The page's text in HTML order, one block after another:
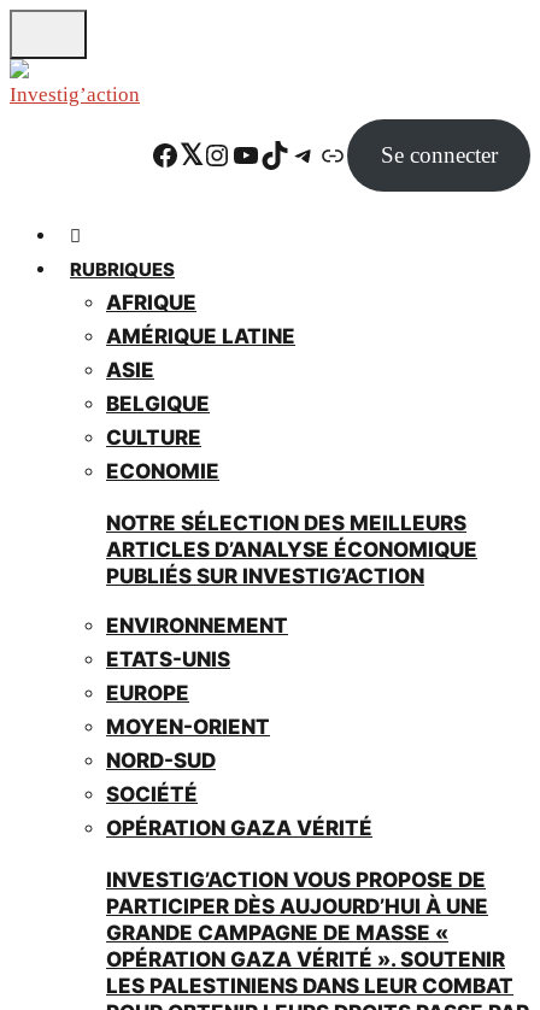
to
main
Facebook Twitter Instagram YouTube TikTok Telegram Lien Se connecter
RUBRIQUES
AFRIQUE
AMÉRIQUE LATINE
ASIE
BELGIQUE
CULTURE
ECONOMIE
NOTRE SÉLECTION DES MEILLEURS
ARTICLES D’ANALYSE ÉCONOMIQUE
PUBLIÉS SUR INVESTIG’ACTION
ENVIRONNEMENT
ETATS-UNIS
EUROPE
MOYEN-ORIENT
NORD-SUD
SOCIÉTÉ
OPÉRATION GAZA VÉRITÉ
INVESTIG’ACTION VOUS PROPOSE DE
PARTICIPER DÈS AUJOURD’HUI À UNE
GRANDE CAMPAGNE DE MASSE «
OPÉRATION GAZA VÉRITÉ ». SOUTENIR
LES PALESTINIENS DANS LEUR COMBAT